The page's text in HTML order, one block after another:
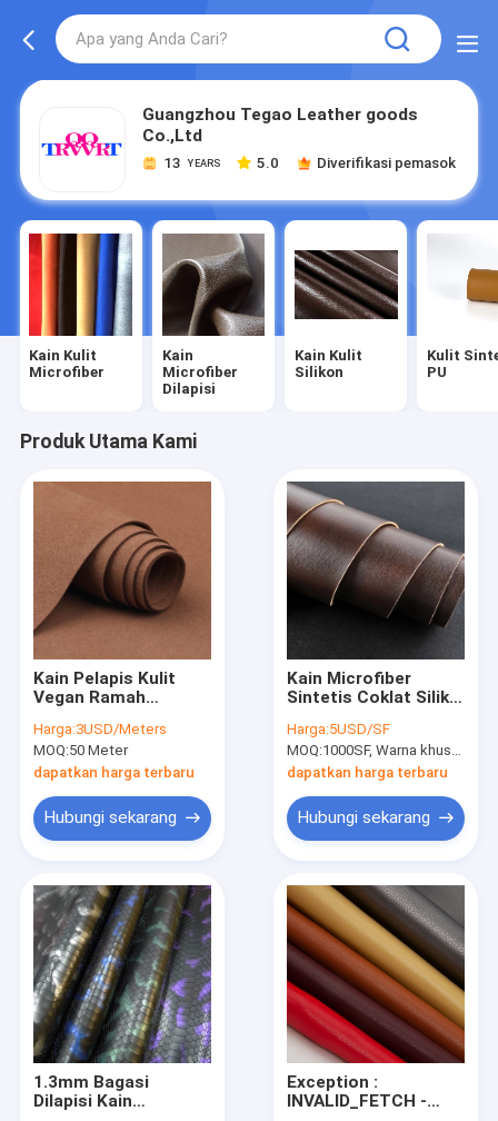
Guangzhou Tegao Leather goods
Co.,Ltd
13 YEARS 5.0 Diverifikasi pemasok
Kain Kulit
Microfiber
Kain
Microfiber
Dilapisi
Kain Kulit
Silikon
Kulit
PU
Produk Utama Kami
Kain Pelapis Kulit
Vegan Ramah
Untuk Pakaian
Harga:3USD/Meters
MOQ:50 Meter
dapatkan harga terbaru
Hubungi sekarang
Kain Microfiber
Sintetis Coklat Silika
Lingkungan Lebar
1,3m
Harga:5USD/SF
MOQ:1000SF, Warna khusus (Warna utama adalah hitam, coklat dan biru)
dapatkan harga terbaru
Hubungi sekarang
1.3mm Bagasi
Dilapisi Kain
Exception :
INVALID_FETCH -